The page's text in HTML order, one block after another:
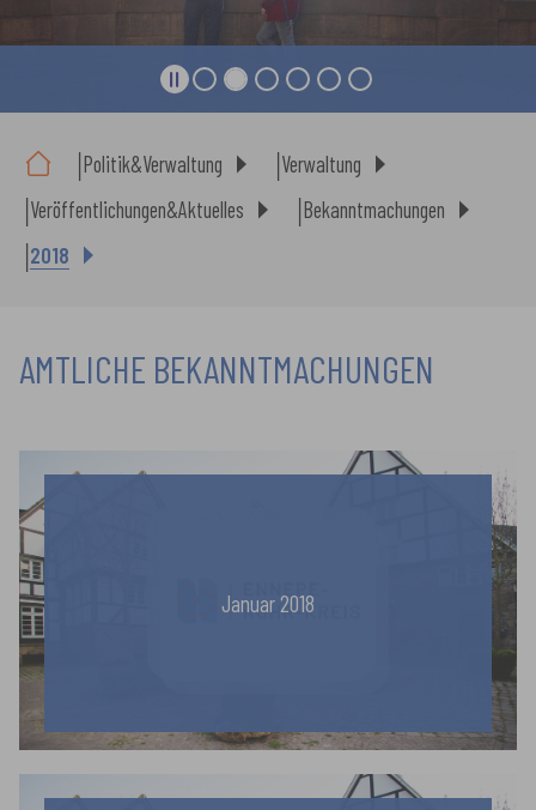
Politik&Verwaltung
Verwaltung
Veröffentlichungen&Aktuelles
Bekanntmachungen
2018
AMTLICHE BEKANNTMACHUNGEN
Januar 2018